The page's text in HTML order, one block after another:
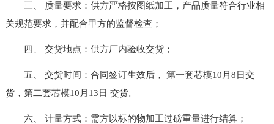
三、 质量要求：供方严格按图纸加工，产品质量符合行业相
关规范要求，并配合甲方的监督检查；
四、 交货地点：供方厂内验收交货；
五、 交货时间：合同签订生效后， 第一套芯模10月8日交
货，第二套芯模10月13日 交货。
六、 计量方式：需方以标的物加工过磅重量进行结算；